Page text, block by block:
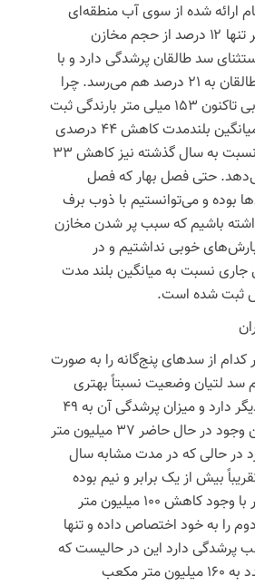
ارائه شده از سوی آب منطقه‌ای
تهران در حال حاضر تنها ۱۲ درصد از حجم مخازن
سد طالقان پرشدگی دارد و با
در نظر گرفتن سد طالقان به ۲۱ درصد هم می‌رسد. چرا
که از ابتدای سال آبی تاکنون ۱۵۳ میلی متر بارندگی ثبت
شده که نسبت به میانگین بلندمدت کاهش ۴۴ درصدی
را نشان می‌دهد و نسبت به سال گذشته نیز کاهش ۳۳
حتی فصل بهار که فصل
بوده و می‌توانستیم با ذوب برف
باشیم که سبب پر شدن مخازن
خوبی نداشتیم و در
جاری نسبت به میانگین بلند مدت
کدام از سدهای پنج‌گانه را به صورت
سد لتیان وضعیت نسبتاً بهتری
نسبت به سه سد دیگر دارد و میزان پرشدگی آن به ۴۹
درصد می‌رسد با این وجود در حال حاضر ۳۷ میلیون متر
در حالی که در مدت مشابه سال
بیش از یک برابر و نیم بوده
است. سد امیر کبیر با وجود کاهش ۱۰۰ میلیون متر
را به خود اختصاص داده و تنها
پرشدگی دارد این در حالیست که
سال گذشته این عدد به ۱۶۰ میلیون متر مکعب